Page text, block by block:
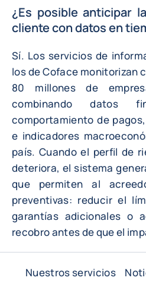
¿Es posible anticipar
cliente con datos en
Sí. Los servicios de
los de Coface monitorizan
80 millones de
combinando datos
comportamiento de
e indicadores
país. Cuando el perfil de
deteriora, el sistema
que permiten al
preventivas: reducir el
garantías adicionales o
recobro antes de que el
Nuestros servicios